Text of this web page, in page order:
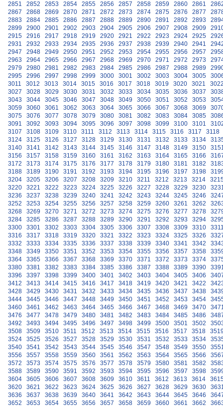
2851
2852 2853 2854 2855 2856 2857 2858 2859 2860 2861
2867
2868 2869 2870 2871 2872 2873 2874 2875 2876 2877
2883
2884 2885 2886 2887 2888 2889 2890 2891 2892 2893
2899
2900 2901 2902 2903 2904 2905 2906 2907 2908 2909
2915
2916 2917 2918 2919 2920 2921 2922 2923 2924 2925
2931
2932 2933 2934 2935 2936 2937 2938 2939 2940 2941
2947
2948 2949 2950 2951 2952 2953 2954 2955 2956 2957
2963
2964 2965 2966 2967 2968 2969 2970 2971 2972 2973
2979
2980 2981 2982 2983 2984 2985 2986 2987 2988 2989
2995
2996 2997 2998 2999 3000 3001 3002 3003 3004 3005
3011
3012 3013 3014 3015 3016 3017 3018 3019 3020 3021
3027
3028 3029 3030 3031 3032 3033 3034 3035 3036 3037
3043
3044 3045 3046 3047 3048 3049 3050 3051 3052 3053
3059
3060 3061 3062 3063 3064 3065 3066 3067 3068 3069
3075
3076 3077 3078 3079 3080 3081 3082 3083 3084 3085
3091
3092 3093 3094 3095 3096 3097 3098 3099 3100 3101
3107
3108 3109 3110 3111 3112 3113 3114 3115 3116 3117
3118
3124
3125 3126 3127 3128 3129 3130 3131 3132 3133 3134
3140
3141 3142 3143 3144 3145 3146 3147 3148 3149 3150
3156
3157 3158 3159 3160 3161 3162 3163 3164 3165 3166
3172
3173 3174 3175 3176 3177 3178 3179 3180 3181 3182
3188
3189 3190 3191 3192 3193 3194 3195 3196 3197 3198
3204
3205 3206 3207 3208 3209 3210 3211 3212 3213 3214
3220
3221 3222 3223 3224 3225 3226 3227 3228 3229 3230
3236
3237 3238 3239 3240 3241 3242 3243 3244 3245 3246
3252
3253 3254 3255 3256 3257 3258 3259 3260 3261 3262
3268
3269 3270 3271 3272 3273 3274 3275 3276 3277 3278
3284
3285 3286 3287 3288 3289 3290 3291 3292 3293 3294
3300
3301 3302 3303 3304 3305 3306 3307 3308 3309 3310
3316
3317 3318 3319 3320 3321 3322 3323 3324 3325 3326
3332
3333 3334 3335 3336 3337 3338 3339 3340 3341 3342
3348
3349 3350 3351 3352 3353 3354 3355 3356 3357 3358
3364
3365 3366 3367 3368 3369 3370 3371 3372 3373 3374
3380
3381 3382 3383 3384 3385 3386 3387 3388 3389 3390
3396
3397 3398 3399 3400 3401 3402 3403 3404 3405 3406
3412
3413 3414 3415 3416 3417 3418 3419 3420 3421 3422
3428
3429 3430 3431 3432 3433 3434 3435 3436 3437 3438
3444
3445 3446 3447 3448 3449 3450 3451 3452 3453 3454
3460
3461 3462 3463 3464 3465 3466 3467 3468 3469 3470
3476
3477 3478 3479 3480 3481 3482 3483 3484 3485 3486
3492
3493 3494 3495 3496 3497 3498 3499 3500 3501 3502
3508
3509 3510 3511 3512 3513 3514 3515 3516 3517 3518
3524
3525 3526 3527 3528 3529 3530 3531 3532 3533 3534
3540
3541 3542 3543 3544 3545 3546 3547 3548 3549 3550
3556
3557 3558 3559 3560 3561 3562 3563 3564 3565 3566
3572
3573 3574 3575 3576 3577 3578 3579 3580 3581 3582
3588
3589 3590 3591 3592 3593 3594 3595 3596 3597 3598
3604
3605 3606 3607 3608 3609 3610 3611 3612 3613 3614
3620
3621 3622 3623 3624 3625 3626 3627 3628 3629 3630
3636
3637 3638 3639 3640 3641 3642 3643 3644 3645 3646
3652
3653 3654 3655 3656 3657 3658 3659 3660 3661 3662